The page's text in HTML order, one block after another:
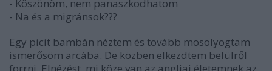
- Köszönöm, nem panaszkodhatom
- Na és a migránsok???
Egy picit bambán néztem és tovább mosolyogtam
ismerősöm arcába. De közben elkezdtem belülről
forrni. Elnézést, mi köze van az angliai életemnek az